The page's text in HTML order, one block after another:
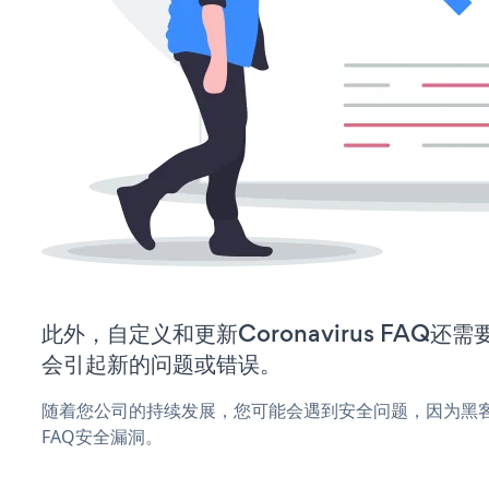
此外，自定义和更新Coronavirus FAQ还需
会引起新的问题或错误。
随着您公司的持续发展，您可能会遇到安全问题，因为
FAQ安全漏洞。